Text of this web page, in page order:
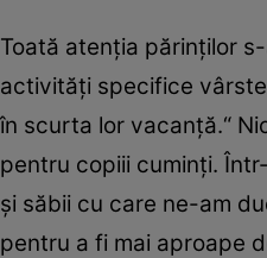
Toată atenţia părinţilor
activităţi specifice
în scurta lor vacanţă.“
pentru copiii cuminţi.
şi săbii cu care ne-am
pentru a fi mai aproape